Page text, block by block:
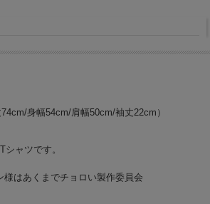
身幅54cm/肩幅50cm/袖丈22cm）
ャツです。
はあくまでチョロい製作委員会